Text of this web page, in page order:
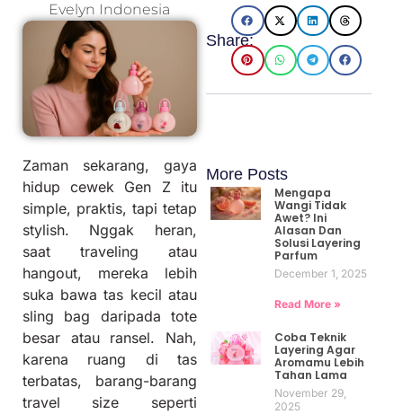
Evelyn Indonesia
Zaman sekarang, gaya
hidup cewek Gen Z itu
simple, praktis, tapi tetap
stylish. Nggak heran,
saat traveling atau
hangout, mereka lebih
suka bawa tas kecil atau
sling bag daripada tote
besar atau ransel. Nah,
karena ruang di tas
terbatas, barang-barang
travel size seperti
Share:
More Posts
Mengapa
Wangi Tidak
Awet? Ini
Alasan Dan
Solusi Layering
Parfum
December 1, 2025
Read More »
Coba Teknik
Layering Agar
Aromamu Lebih
Tahan Lama
November 29,
2025